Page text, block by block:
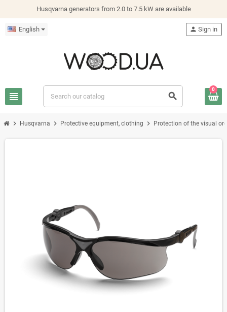
Husqvarna generators from 2.0 to 7.5 kW are available
English
view_headline search
person Sign in
0
chevron_right Husqvarna chevron_right Protective equipment, clothing chevron_right Protection of the visual